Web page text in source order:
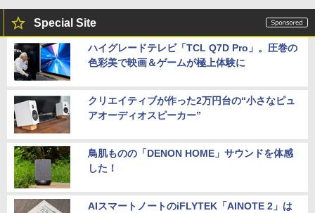
Special Site
ハイグレードテレビ「TCL Q7D Pro」。圧巻の
色彩美で映画＆ゲームが極上体験に
クリエイティブが作った2万円台の“小さなピュ
アオーディオスピーカー”
鳥肌ものの「DENON HOME」サウンドを体感
した！
AIスマートノートのiFLYTEK「AINOTE 2」は